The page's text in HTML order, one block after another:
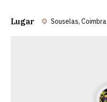
Lugar Souselas, Coimbra